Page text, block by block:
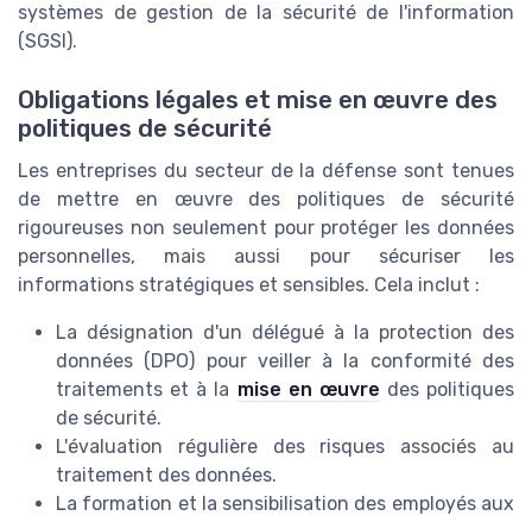
systèmes de gestion de la sécurité de l'information
(SGSI).
Obligations légales et mise en œuvre des
politiques de sécurité
Les entreprises du secteur de la défense sont tenues
de mettre en œuvre des politiques de sécurité
rigoureuses non seulement pour protéger les données
personnelles, mais aussi pour sécuriser les
informations stratégiques et sensibles. Cela inclut :
La désignation d'un délégué à la protection des
données (DPO) pour veiller à la conformité des
traitements et à la mise en œuvre des politiques
de sécurité.
L'évaluation régulière des risques associés au
traitement des données.
La formation et la sensibilisation des employés aux